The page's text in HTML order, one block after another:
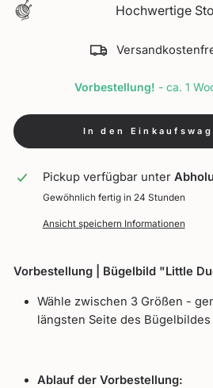
Hochwertige
Vorbestellung! - ca. 1
In den
Pickup verfügbar unter
Gewöhnlich fertig in 24 Stunden
Ansicht speichern Informationen
Vorbestellung | Bügelbild "Little
Wähle zwischen 3 Größen -
längsten Seite des Bügelbildes
Ablauf der Vorbestellung: